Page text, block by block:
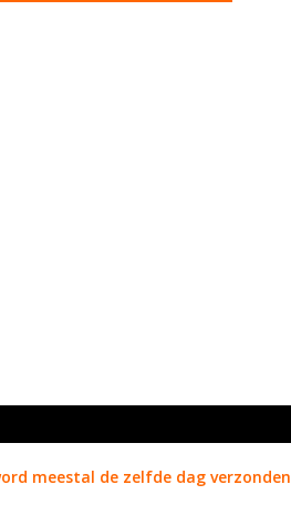
meestal de zelfde dag verzonden